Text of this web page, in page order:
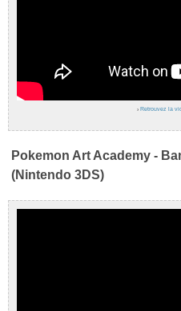
› Retrouvez la
Pokemon Art Academy -
(Nintendo 3DS)